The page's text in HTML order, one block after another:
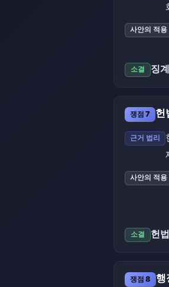
사안의 적용
소결 징
쟁점 7 헌
근거 법리
사안의 적용
소결 헌
쟁점 8 행